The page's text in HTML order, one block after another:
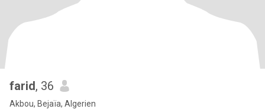
farid, 36
Akbou, Bejaïa, Algerien